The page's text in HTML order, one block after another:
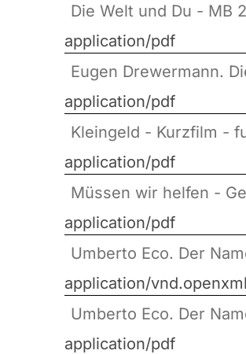
Die Welt und Du - MB
application/pdf
Eugen Drewermann.
application/pdf
Kleingeld - Kurzfilm -
application/pdf
Müssen wir helfen -
application/pdf
Umberto Eco. Der
application/
Umberto Eco. Der
application/pdf